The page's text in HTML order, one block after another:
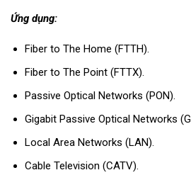
Ứng dụng:
Fiber to The Home (FTTH).
Fiber to The Point (FTTX).
Passive Optical Networks (PON).
Gigabit Passive Optical Networks
Local Area Networks (LAN).
Cable Television (CATV).